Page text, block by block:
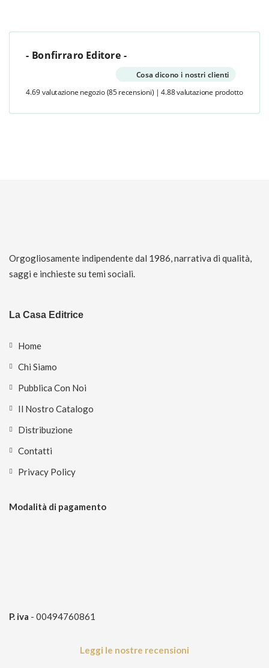
- Bonfirraro Editore -
Cosa dicono i nostri clienti
4.69 valutazione negozio (85 recensioni) | 4.88 valutazione prodotto
Orgogliosamente indipendente dal 1986, narrativa di qualità,
saggi e inchieste su temi sociali.
La Casa Editrice
Home
Chi Siamo
Pubblica Con Noi
Il Nostro Catalogo
Distribuzione
Contatti
Privacy Policy
Modalità di pagamento
P. iva - 00494760861
Leggi le nostre recensioni